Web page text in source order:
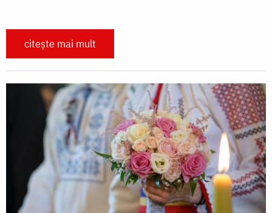
citește mai mult